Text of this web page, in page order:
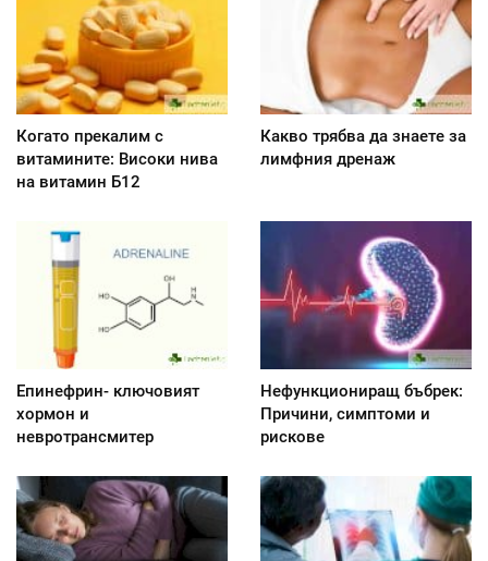
Когато прекалим с
витамините: Високи нива
на витамин Б12
Какво трябва да знаете за
лимфния дренаж
Епинефрин- ключовият
хормон и
невротрансмитер
Нефункциониращ бъбрек:
Причини, симптоми и
рискове